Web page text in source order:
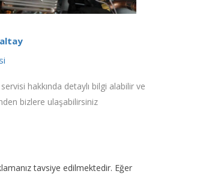
hakkında detaylı bilgi alabilir ve
bizlere ulaşabilirsiniz
tavsiye edilmektedir. Eğer